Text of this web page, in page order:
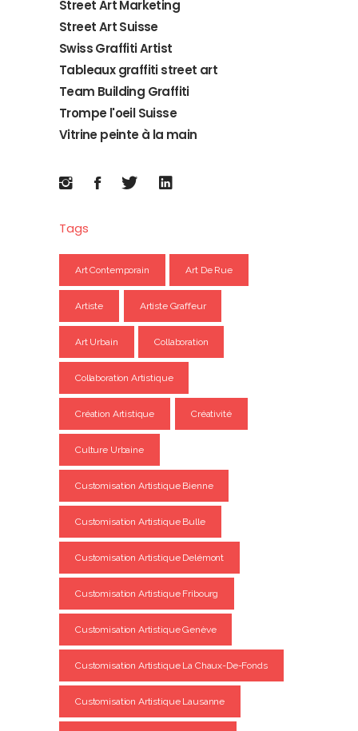
Street Art Marketing
Street Art Suisse
Swiss Graffiti Artist
Tableaux graffiti street art
Team Building Graffiti
Trompe l'oeil Suisse
Vitrine peinte à la main
Tags
Art Contemporain Art De Rue
Artiste Artiste Graffeur
Art Urbain Collaboration
Collaboration Artistique
Création Artistique Créativité
Culture Urbaine
Customisation Artistique Bienne
Customisation Artistique Bulle
Customisation Artistique Delémont
Customisation Artistique Fribourg
Customisation Artistique Genève
Customisation Artistique La Chaux-De-Fonds
Customisation Artistique Lausanne